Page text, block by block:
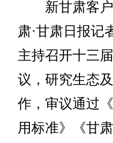
新甘肃客户
肃·甘肃日报记
主持召开十三
议，研究生态
作，审议通过
用标准》《甘